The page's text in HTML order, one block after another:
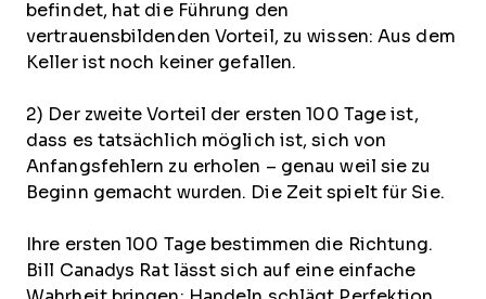
befindet, hat die Führung den
vertrauensbildenden Vorteil, zu wissen: Aus dem
Keller ist noch keiner gefallen.
2) Der zweite Vorteil der ersten 100 Tage ist,
dass es tatsächlich möglich ist, sich von
Anfangsfehlern zu erholen – genau weil sie zu
Beginn gemacht wurden. Die Zeit spielt für Sie.
Ihre ersten 100 Tage bestimmen die Richtung.
Bill Canadys Rat lässt sich auf eine einfache